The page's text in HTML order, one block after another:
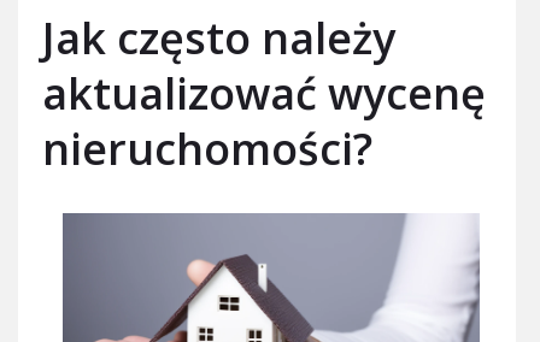
Jak często należy
aktualizować wycenę
nieruchomości?